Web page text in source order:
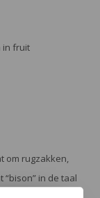
in fruit
om rugzakken,
in de taal